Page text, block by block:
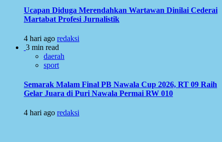
Ucapan Diduga Merendahkan Wartawan Dinilai Cederai
Martabat Profesi Jurnalistik
4 hari ago redaksi
3 min read
daerah
sport
Semarak Malam Final PB Nawala Cup 2026, RT 09 Raih
Gelar Juara di Puri Nawala Permai RW 010
4 hari ago redaksi